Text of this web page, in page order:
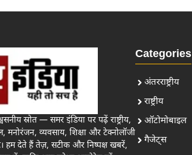
स्रोत — समर इंडिया पर पढ़ें राष्ट्रीय,
मनोरंजन, व्यवसाय, शिक्षा और टेक्नोलॉजी
हम देते हैं तेज़, सटीक और निष्पक्ष खबरें,
Categories
अंतरराष्ट्रीय
राष्ट्रीय
ऑटोमोबाइल
गैजेट्स